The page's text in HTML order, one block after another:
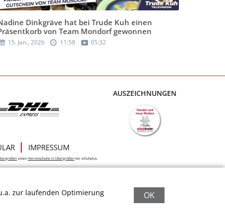
Dinkgräve hat bei Trude Kuh einen
von Team Mondorf gewonnen
15. Jan., 2026 11:58 05:32
AUSZEICHNUNGEN
IMPRESSUM
sowie Herrenschuhe in Übergrößen bei schuhplus.
zur laufenden Optimierung
OK